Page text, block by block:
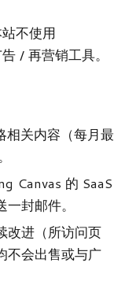
不使用
/ 再营销工具。
相关内容（每月最
Canvas 的 SaaS
封邮件。
改进（所访问页
不会出售或与广